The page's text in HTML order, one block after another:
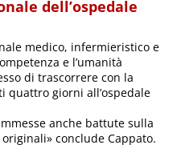
dell’ospedale
medico, infermieristico e
e l’umanità
di trascorrere con la
quattro giorni all’ospedale
anche battute sulla
conclude Cappato.